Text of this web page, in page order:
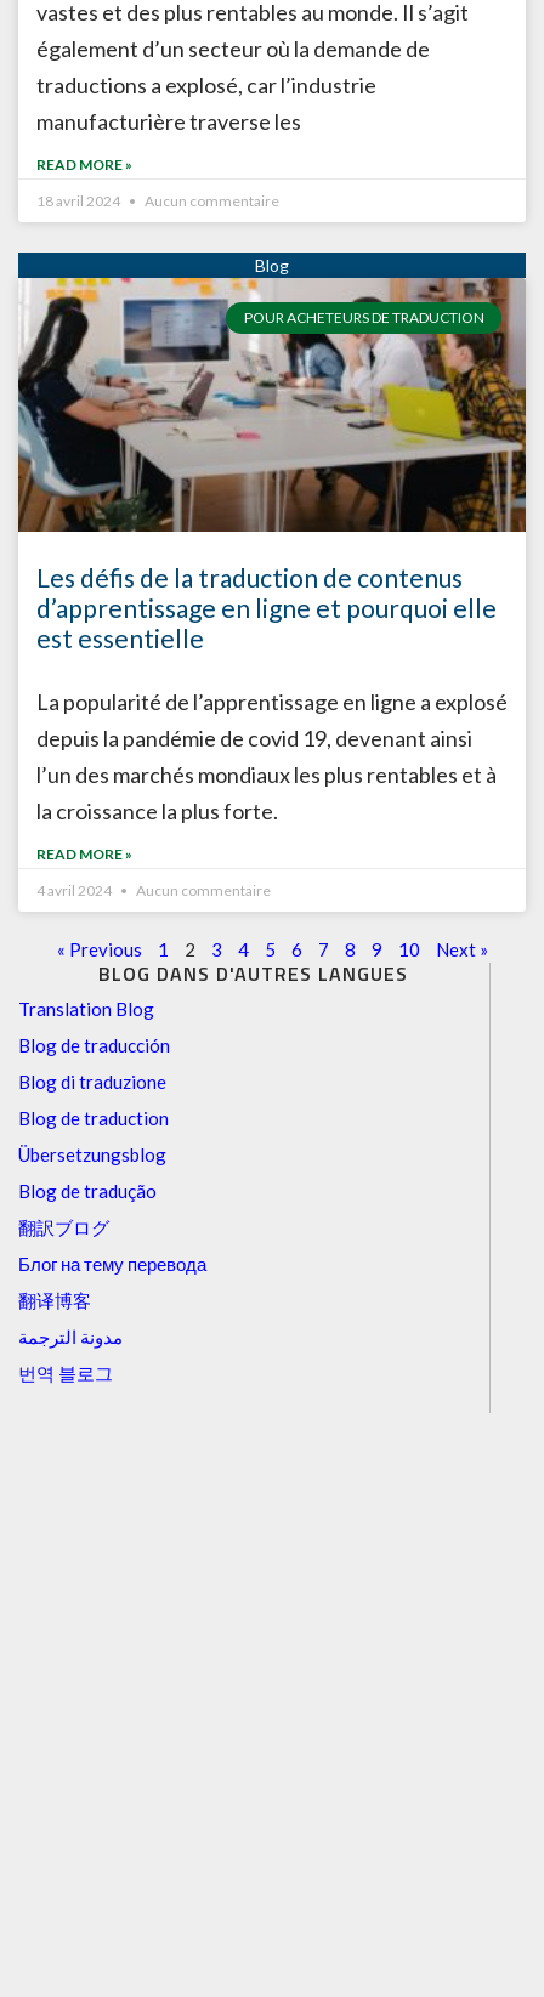
BLOG DANS D'AUTRES LANGUES
Translation Blog
Blog de traducción
Blog di traduzione
Blog de traduction
Übersetzungsblog
Blog de tradução
翻訳ブログ
Блог на тему перевода
翻译博客
مدونة الترجمة
번역 블로그
vastes et des plus rentables au monde. Il s’agit
également d’un secteur où la demande de
traductions a explosé, car l’industrie
manufacturière traverse les
READ MORE »
18 avril 2024
Aucun commentaire
POUR ACHETEURS DE TRADUCTION
Les défis de la traduction de contenus
d’apprentissage en ligne et pourquoi elle
est essentielle
La popularité de l’apprentissage en ligne a explosé
depuis la pandémie de covid 19, devenant ainsi
l’un des marchés mondiaux les plus rentables et à
la croissance la plus forte.
READ MORE »
4 avril 2024
Aucun commentaire
« Previous 1 2 3 4 5 6 7 8 9 10 Next »